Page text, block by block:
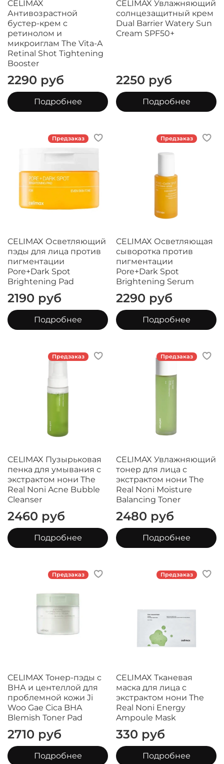
CELIMAX
Антивозрастной
бустер-крем с
ретинолом и
микроиглам The Vita-A
Retinal Shot Tightening
Booster
2290 руб
Подробнее
CELIMAX Увлажняющий
солнцезащитный крем
Dual Barrier Watery Sun
Cream SPF50+
2250 руб
Подробнее
Предзаказ
CELIMAX Осветляющий
пэды для лица против
пигментации
Pore+Dark Spot
Brightening Pad
2190 руб
Подробнее
Предзаказ
CELIMAX Осветляющая
сыворотка против
пигментации
Pore+Dark Spot
Brightening Serum
2290 руб
Подробнее
Предзаказ
CELIMAX Пузырьковая
пенка для умывания с
экстрактом нони The
Real Noni Acne Bubble
Cleanser
2460 руб
Подробнее
Предзаказ
CELIMAX Увлажняющий
тонер для лица с
экстрактом нони The
Real Noni Moisture
Balancing Toner
2480 руб
Подробнее
Предзаказ
CELIMAX Тонер-пэды с
ВНА и центеллой для
проблемной кожи Ji
Woo Gae Cica BHA
Blemish Toner Pad
2710 руб
Подробнее
Предзаказ
CELIMAX Тканевая
маска для лица с
экстрактом нони The
Real Noni Energy
Ampoule Mask
330 руб
Подробнее